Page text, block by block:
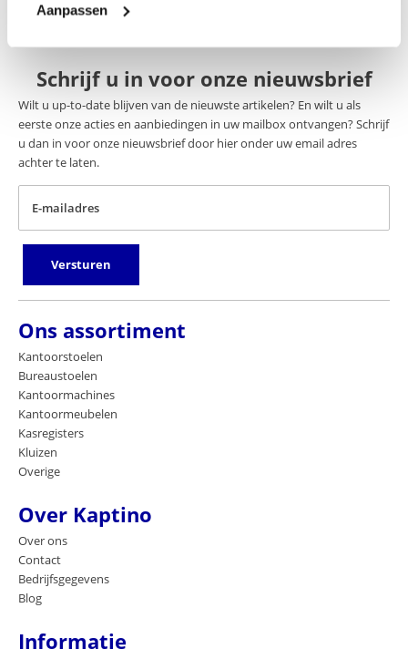
Aanpassen
Schrijf u in voor onze nieuwsbrief
Wilt u up-to-date blijven van de nieuwste artikelen? En wilt u als
eerste onze acties en aanbiedingen in uw mailbox ontvangen? Schrijf
u dan in voor onze nieuwsbrief door hier onder uw email adres
achter te laten.
E-mailadres
Versturen
Ons assortiment
Kantoorstoelen
Bureaustoelen
Kantoormachines
Kantoormeubelen
Kasregisters
Kluizen
Overige
Over Kaptino
Over ons
Contact
Bedrijfsgegevens
Blog
Informatie